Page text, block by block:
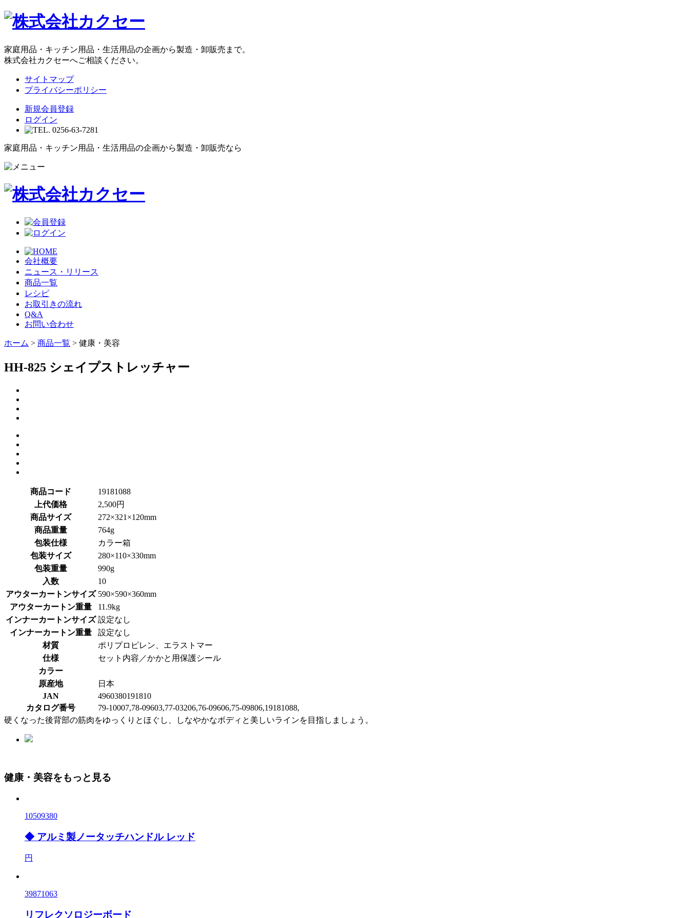
家庭用品・キッチン用品・生活用品の企画から製造・卸販売まで。
株式会社カクセーへご相談ください。
サイトマップ
プライバシーポリシー
新規会員登録
ログイン
家庭用品・キッチン用品・生活用品の企画から製造・卸販売なら
会社概要
ニュース・リリース
商品一覧
レシピ
お取引きの流れ
Q&A
お問い合わせ
ホーム > 商品一覧 > 健康・美容
HH-825 シェイプストレッチャー
商品コード
19181088
上代価格
2,500円
商品サイズ
272×321×120mm
商品重量
764g
包装仕様
カラー箱
包装サイズ
280×110×330mm
包装重量
990g
入数
10
アウターカートンサイズ 590×590×360mm
アウターカートン重量
11.9kg
インナーカートンサイズ 設定なし
インナーカートン重量
設定なし
材質
ポリプロピレン、エラストマー
仕様
セット内容／かかと用保護シール
カラー
原産地
日本
JAN
4960380191810
カタログ番号
79-10007,78-09603,77-03206,76-09606,75-09806,19181088,
硬くなった後背部の筋肉をゆっくりとほぐし、しなやかなボディと美しいラインを目指しましょう。
健康・美容をもっと見る
10509380
◆ アルミ製ノータッチハンドル レッド
円
39871063
リフレクソロジーボード